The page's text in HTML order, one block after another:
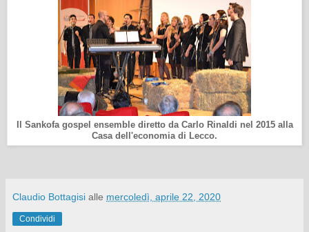
Il Sankofa gospel ensemble diretto da Carlo Rinaldi nel 2015 alla
Casa dell'economia di Lecco.
Claudio Bottagisi alle mercoledì, aprile 22, 2020
Condividi